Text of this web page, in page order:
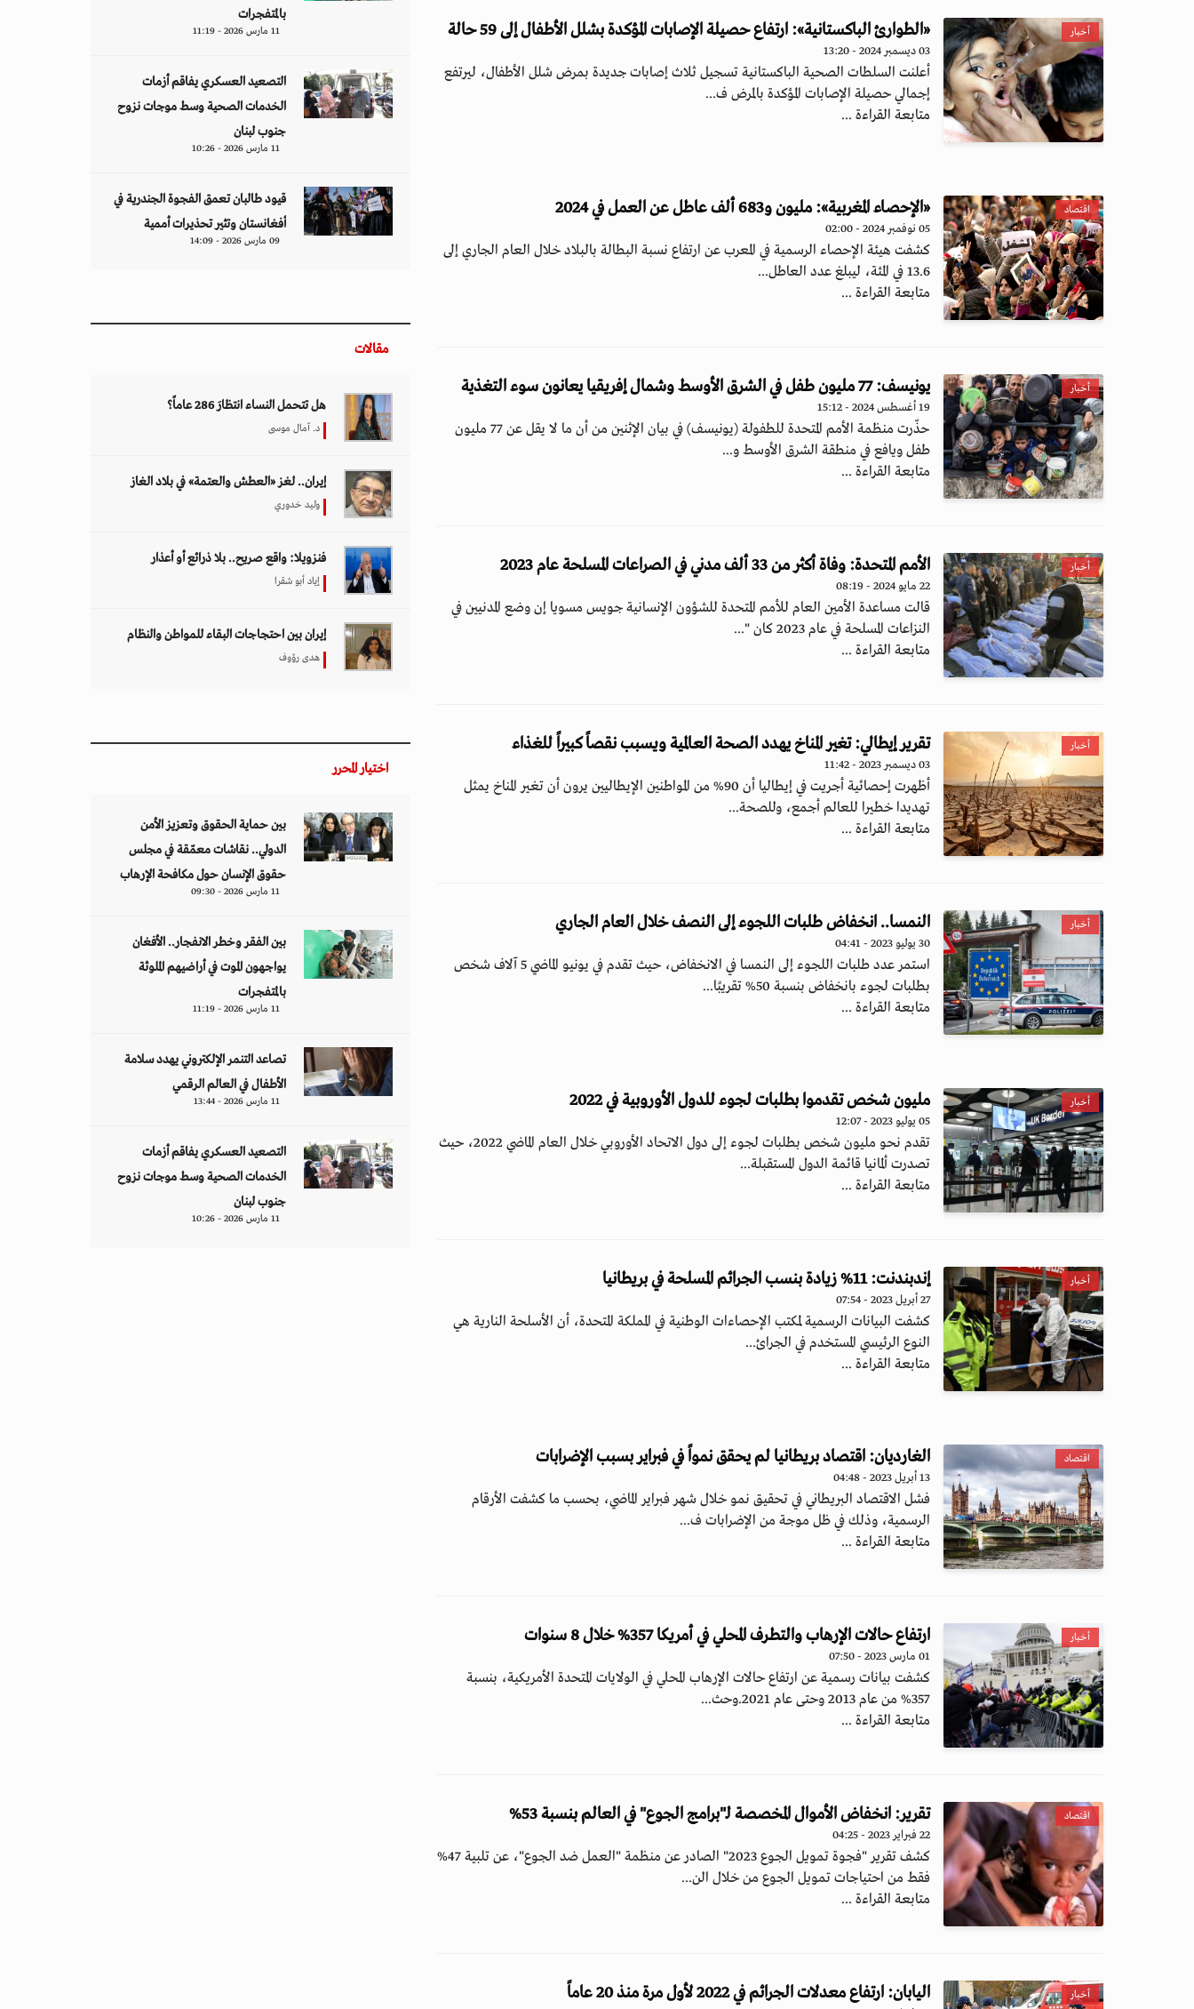
أخبار «الطوارئ الباكستانية»: ارتفاع حصيلة الإصابات المؤكدة بشلل الأطفال إلى 59 حالة
03 ديسمبر 2024 - 13:20
أعلنت السلطات الصحية الباكستانية تسجيل ثلاث إصابات جديدة بمرض شلل الأطفال، ليرتفع
إجمالي حصيلة الإصابات المؤكدة بالمرض ف...
متابعة القراءة ...
اقتصاد «الإحصاء المغربية»: مليون و683 ألف عاطل عن العمل في 2024
05 نوفمبر 2024 - 02:00
كشفت هيئة الإحصاء الرسمية في المعرب عن ارتفاع نسبة البطالة بالبلاد خلال العام الجاري إلى
13.6 في المئة، ليبلغ عدد العاطل...
متابعة القراءة ...
أخبار يونيسف: 77 مليون طفل في الشرق الأوسط وشمال إفريقيا يعانون سوء التغذية
19 أغسطس 2024 - 15:12
حذّرت منظمة الأمم المتحدة للطفولة (يونيسف) في بيان الإثنين من أن ما لا يقل عن 77 مليون
طفل ويافع في منطقة الشرق الأوسط و...
متابعة القراءة ...
أخبار الأمم المتحدة: وفاة أكثر من 33 ألف مدني في الصراعات المسلحة عام 2023
22 مايو 2024 - 08:19
قالت مساعدة الأمين العام للأمم المتحدة للشؤون الإنسانية جويس مسويا إن وضع المدنيين في
النزاعات المسلحة في عام 2023 كان "...
متابعة القراءة ...
أخبار تقرير إيطالي: تغير المناخ يهدد الصحة العالمية ويسبب نقصاً كبيراً للغذاء
03 ديسمبر 2023 - 11:42
أظهرت إحصائية أجريت في إيطاليا أن 90% من المواطنين الإيطاليين يرون أن تغير المناخ يمثل
تهديدا خطيرا للعالم أجمع، وللصحة...
متابعة القراءة ...
أخبار النمسا.. انخفاض طلبات اللجوء إلى النصف خلال العام الجاري
30 يوليو 2023 - 04:41
استمر عدد طلبات اللجوء إلى النمسا في الانخفاض، حيث تقدم في يونيو الماضي 5 آلاف شخص
بطلبات لجوء بانخفاض بنسبة 50% تقريبًا...
متابعة القراءة ...
أخبار مليون شخص تقدموا بطلبات لجوء للدول الأوروبية في 2022
05 يوليو 2023 - 12:07
تقدم نحو مليون شخص بطلبات لجوء إلى دول الاتحاد الأوروبي خلال العام الماضي 2022، حيث
تصدرت ألمانيا قائمة الدول المستقبلة...
متابعة القراءة ...
أخبار إندبندنت: 11% زيادة بنسب الجرائم المسلحة في بريطانيا
27 أبريل 2023 - 07:54
كشفت البيانات الرسمية لمكتب الإحصاءات الوطنية في المملكة المتحدة، أن الأسلحة النارية هي
النوع الرئيسي المستخدم في الجرائ...
متابعة القراءة ...
اقتصاد الغارديان: اقتصاد بريطانيا لم يحقق نمواً في فبراير بسبب الإضرابات
13 أبريل 2023 - 04:48
فشل الاقتصاد البريطاني في تحقيق نمو خلال شهر فبراير الماضي، بحسب ما كشفت الأرقام
الرسمية، وذلك في ظل موجة من الإضرابات ف...
متابعة القراءة ...
أخبار ارتفاع حالات الإرهاب والتطرف المحلي في أمريكا 357% خلال 8 سنوات
01 مارس 2023 - 07:50
كشفت بيانات رسمية عن ارتفاع حالات الإرهاب المحلي في الولايات المتحدة الأمريكية، بنسبة
357% من عام 2013 وحتى عام 2021.وحث...
متابعة القراءة ...
اقتصاد تقرير: انخفاض الأموال المخصصة لـ"برامج الجوع" في العالم بنسبة 53%
22 فبراير 2023 - 04:25
كشف تقرير "فجوة تمويل الجوع 2023" الصادر عن منظمة "العمل ضد الجوع"، عن تلبية 47%
فقط من احتياجات تمويل الجوع من خلال الن...
متابعة القراءة ...
أخبار اليابان: ارتفاع معدلات الجرائم في 2022 لأول مرة منذ 20 عاماً
بالمتفجرات
11 مارس 2026 - 11:19
التصعيد العسكري يفاقم أزمات
الخدمات الصحية وسط موجات نزوح
جنوب لبنان
11 مارس 2026 - 10:26
قيود طالبان تعمق الفجوة الجندرية في
أفغانستان وتثير تحذيرات أممية
09 مارس 2026 - 14:09
مقالات
هل تتحمل النساء انتظارَ 286 عاماً؟
د. آمال موسى
إيران.. لغز «العطش والعتمة» في بلاد الغاز
وليد خدوري
فنزويلا: واقع صريح.. بلا ذرائع أو أعذار
إياد أبو شقرا
إيران بين احتجاجات البقاء للمواطن والنظام
هدى رؤوف
اختيار المحرر
بين حماية الحقوق وتعزيز الأمن
الدولي.. نقاشات معمّقة في مجلس
حقوق الإنسان حول مكافحة الإرهاب
11 مارس 2026 - 09:30
بين الفقر وخطر الانفجار.. الأفغان
يواجهون الموت في أراضيهم الملوثة
بالمتفجرات
11 مارس 2026 - 11:19
تصاعد التنمر الإلكتروني يهدد سلامة
الأطفال في العالم الرقمي
11 مارس 2026 - 13:44
التصعيد العسكري يفاقم أزمات
الخدمات الصحية وسط موجات نزوح
جنوب لبنان
11 مارس 2026 - 10:26